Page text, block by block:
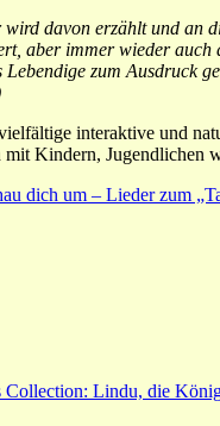
davon erzählt und an
aber immer wieder auch
Lebendige zum Ausdruck
interaktive und
Kindern, Jugendlichen
dich um – Lieder zum
Collection: Lindu, die